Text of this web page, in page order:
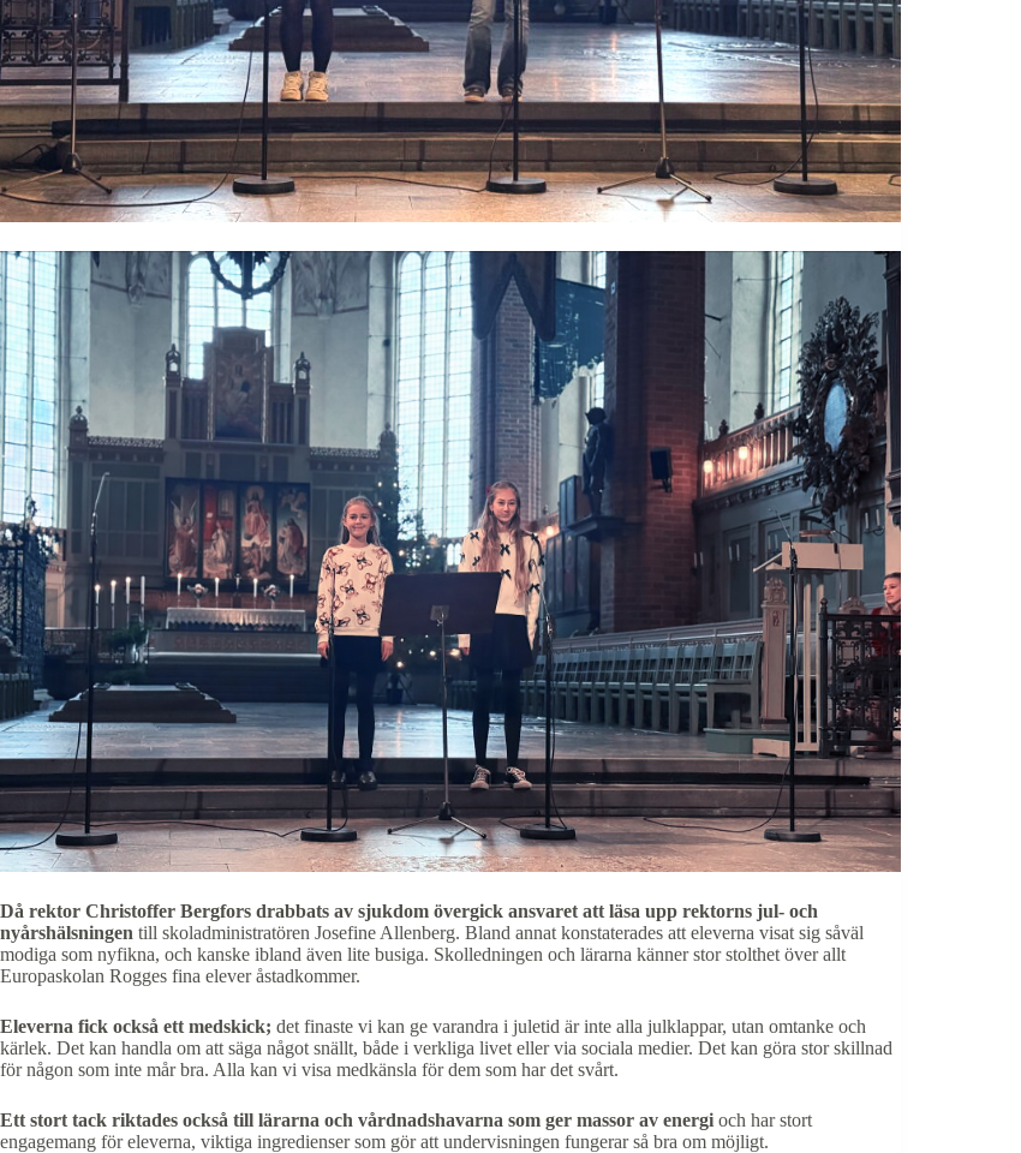
Då rektor Christoffer Bergfors drabbats av sjukdom övergick ansvaret att läsa upp rektorns jul- och
nyårshälsningen till skoladministratören Josefine Allenberg. Bland annat konstaterades att eleverna visat sig såväl
modiga som nyfikna, och kanske ibland även lite busiga. Skolledningen och lärarna känner stor stolthet över allt
Europaskolan Rogges fina elever åstadkommer.
Eleverna fick också ett medskick; det finaste vi kan ge varandra i juletid är inte alla julklappar, utan omtanke och
kärlek. Det kan handla om att säga något snällt, både i verkliga livet eller via sociala medier. Det kan göra stor skillnad
för någon som inte mår bra. Alla kan vi visa medkänsla för dem som har det svårt.
Ett stort tack riktades också till lärarna och vårdnadshavarna som ger massor av energi och har stort
engagemang för eleverna, viktiga ingredienser som gör att undervisningen fungerar så bra om möjligt.